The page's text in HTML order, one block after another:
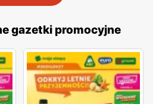
gazetki promocyjne